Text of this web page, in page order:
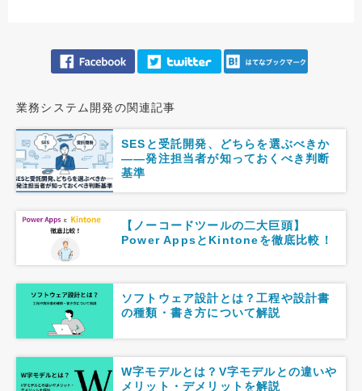
業務システム開発の関連記事
SESと受託開発、どちらを選ぶべきか
――発注担当者が知っておくべき判断
基準
【ノーコードツールの二大巨頭】
Power AppsとKintoneを徹底比較！
ソフトウェア設計とは？工程や設計書
の種類・書き方について解説
W字モデルとは？V字モデルとの違いや
メリット・デメリットを解説